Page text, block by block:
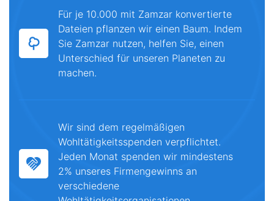
Für je 10.000 mit Zamzar konvertierte
Dateien pflanzen wir einen Baum. Indem
Sie Zamzar nutzen, helfen Sie, einen
Unterschied für unseren Planeten zu
machen.
Wir sind dem regelmäßigen
Wohltätigkeitsspenden verpflichtet.
Jeden Monat spenden wir mindestens
2% unseres Firmengewinns an
verschiedene